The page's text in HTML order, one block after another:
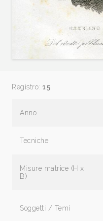
Registro: 15
Anno
Tecniche
Misure matrice (H x
B)
Soggetti / Temi